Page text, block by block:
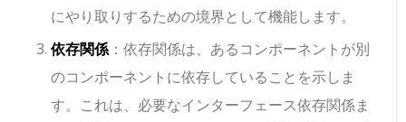
にやり取りするための境界として機能します。
依存関係：依存関係は、あるコンポーネントが別
のコンポーネントに依存していることを示しま
す。これは、必要なインターフェース依存関係ま